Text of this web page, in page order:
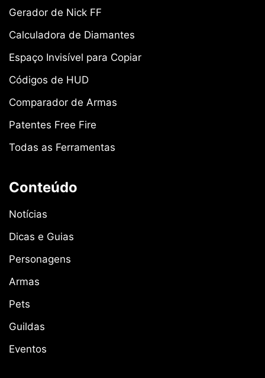
Gerador de Nick FF
Calculadora de Diamantes
Espaço Invisível para Copiar
Códigos de HUD
Comparador de Armas
Patentes Free Fire
Todas as Ferramentas
Conteúdo
Notícias
Dicas e Guias
Personagens
Armas
Pets
Guildas
Eventos